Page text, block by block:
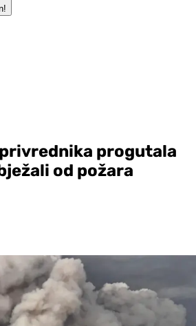
progutala
od požara